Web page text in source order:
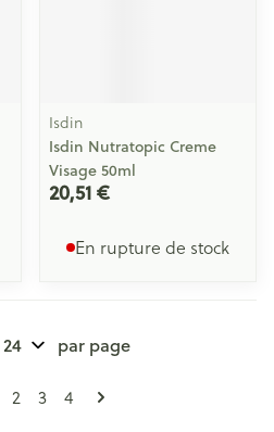
Isdin
Isdin Nutratopic Creme
Visage 50ml
20,51 €
En rupture de stock
Pages
lisez actuellement la page
Page
2 Page
3 Page
4
par page